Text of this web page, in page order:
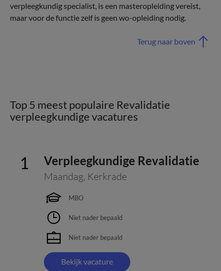
verpleegkundig specialist, is een masteropleiding vereist,
maar voor de functie zelf is geen wo-opleiding nodig.
Terug naar boven
Top 5 meest populaire Revalidatie
verpleegkundige vacatures
Verpleegkundige Revalidatie
Maandag, Kerkrade
MBO
Niet nader bepaald
Niet nader bepaald
Bekijk vacature